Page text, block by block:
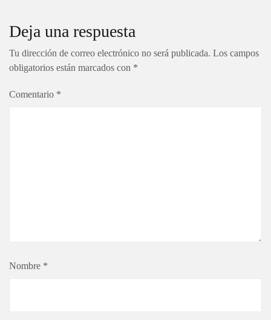
Deja una respuesta
Tu dirección de correo electrónico no será publicada. Los campos
obligatorios están marcados con *
Comentario *
Nombre *